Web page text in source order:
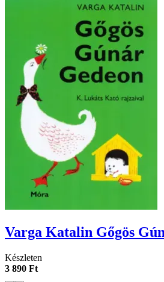
Varga Katalin Gőgös
Készleten
3 890 Ft